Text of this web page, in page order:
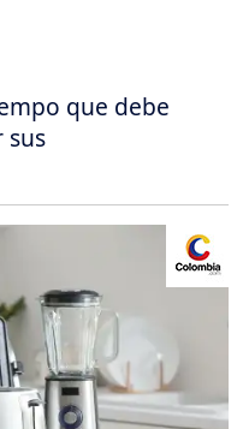
que debe
sus